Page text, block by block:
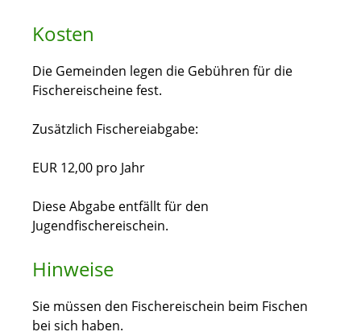
Kosten
Die Gemeinden legen die Gebühren für die
Fischereischeine fest.
Zusätzlich Fischereiabgabe:
EUR 12,00 pro Jahr
Diese Abgabe entfällt für den
Jugendfischereischein.
Hinweise
Sie müssen den Fischereischein beim Fischen
bei sich haben.